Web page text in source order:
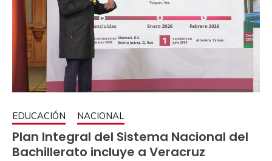
EDUCACIÓN NACIONAL
Plan Integral del Sistema Nacional del
Bachillerato incluye a Veracruz